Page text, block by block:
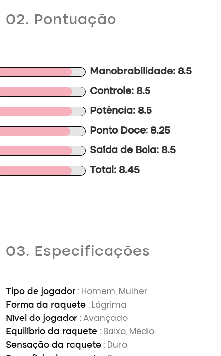
02. Pontuação
Manobrabilidade: 8.5
Controle: 8.5
Potência: 8.5
Ponto Doce: 8.25
Saída de Bola: 8.5
Total: 8.45
03. Especificações
Tipo de jogador : Homem, Mulher
Forma da raquete : Lágrima
Nível do jogador : Avançado
Equilíbrio da raquete : Baixo, Médio
Sensação da raquete : Duro